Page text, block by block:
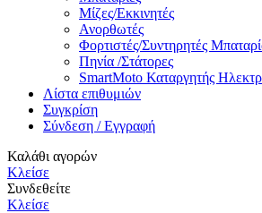
Μίζες/Εκκινητές
Ανορθωτές
Φορτιστές/Συντηρητές
Πηνία /Στάτορες
SmartMoto Καταργητής
Λίστα επιθυμιών
Συγκρίση
Σύνδεση / Εγγραφή
Καλάθι αγορών
Κλείσε
Συνδεθείτε
Κλείσε